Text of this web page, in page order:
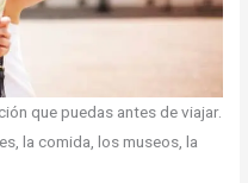
que puedas antes de viajar.
la comida, los museos, la